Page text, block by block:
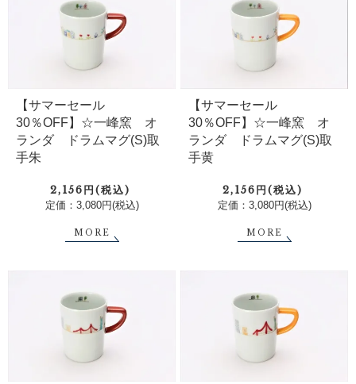
【サマーセール
30％OFF】☆一峰窯 オ
ランダ ドラムマグ(S)取
手朱
2,156円(税込)
定価：3,080円(税込)
MORE
【サマーセール
30％OFF】☆一峰窯 オ
ランダ ドラムマグ(S)取
手黄
2,156円(税込)
定価：3,080円(税込)
MORE